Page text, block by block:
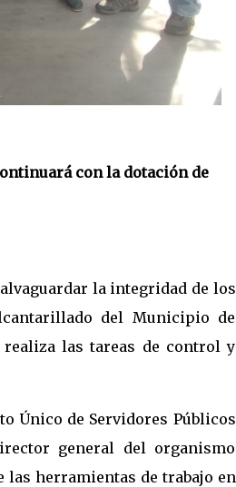
con la dotación de
la integridad de los
del Municipio de
realiza las tareas de control y
Único de Servidores Públicos
general del organismo
las herramientas de trabajo en